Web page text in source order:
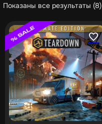
Показаны все результаты (8)